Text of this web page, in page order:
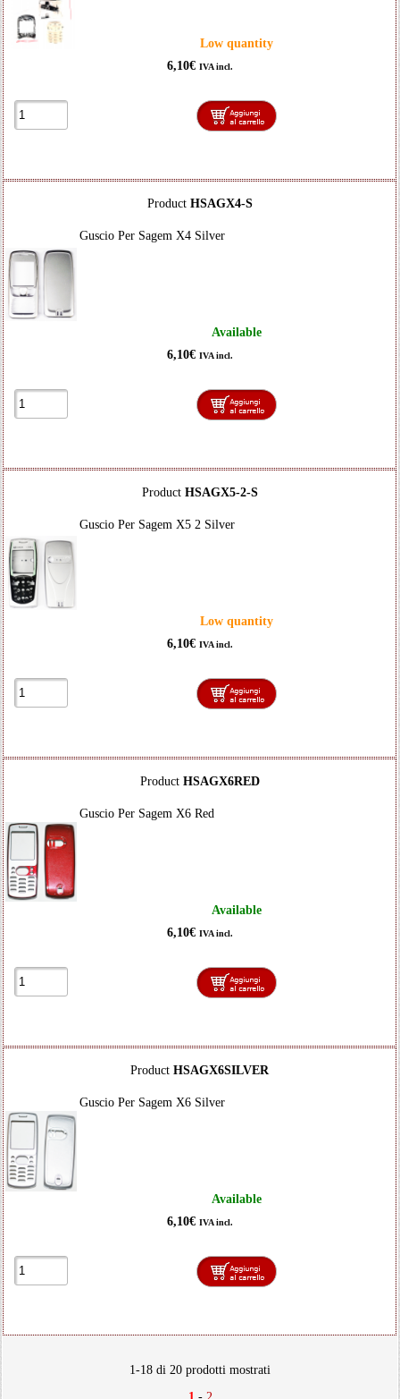
Low quantity
6,10€ IVA incl.
Product HSAGX4-S
Guscio Per Sagem X4 Silver
Available
6,10€ IVA incl.
Product HSAGX5-2-S
Guscio Per Sagem X5 2 Silver
Low quantity
6,10€ IVA incl.
Product HSAGX6RED
Guscio Per Sagem X6 Red
Available
6,10€ IVA incl.
Product HSAGX6SILVER
Guscio Per Sagem X6 Silver
Available
6,10€ IVA incl.
1-18 di 20 prodotti mostrati